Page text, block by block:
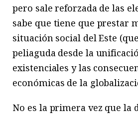
pero sale reforzada de las
sabe que tiene que prestar
situación social del Este
peliaguda desde la
existenciales y las
económicas de la
No es la primera vez que la